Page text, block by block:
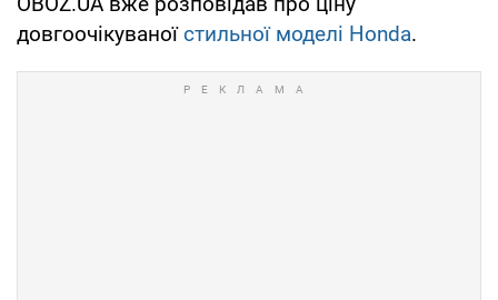
довгоочікуваноїстильної моделі Honda.